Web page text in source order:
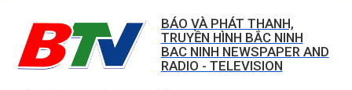
BÁO VÀ PHÁT THANH,
TRUYỀN HÌNH BẮC NINH
BAC NINH NEWSPAPER AND
RADIO - TELEVISION